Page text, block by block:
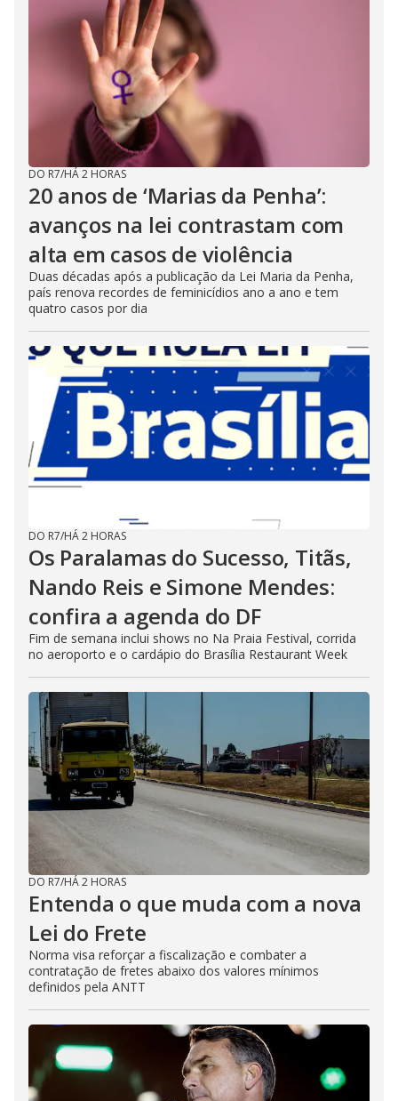
DO R7/HÁ 2 HORAS
20 anos de ‘Marias da Penha’:
avanços na lei contrastam com
alta em casos de violência
Duas décadas após a publicação da Lei Maria da Penha,
país renova recordes de feminicídios ano a ano e tem
quatro casos por dia
DO R7/HÁ 2 HORAS
Os Paralamas do Sucesso, Titãs,
Nando Reis e Simone Mendes:
confira a agenda do DF
Fim de semana inclui shows no Na Praia Festival, corrida
no aeroporto e o cardápio do Brasília Restaurant Week
DO R7/HÁ 2 HORAS
Entenda o que muda com a nova
Lei do Frete
Norma visa reforçar a fiscalização e combater a
contratação de fretes abaixo dos valores mínimos
definidos pela ANTT